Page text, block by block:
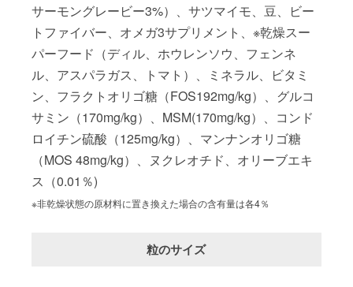
サーモングレービー3%）、サツマイモ、豆、ビー
トファイバー、オメガ3サプリメント、※乾燥スー
パーフード（ディル、ホウレンソウ、フェンネ
ル、アスパラガス、トマト）、ミネラル、ビタミ
ン、フラクトオリゴ糖（FOS192mg/kg）、グルコ
サミン（170mg/kg）、MSM(170mg/kg）、コンド
ロイチン硫酸（125mg/kg）、マンナンオリゴ糖
（MOS 48mg/kg）、ヌクレオチド、オリーブエキ
ス（0.01％)
※非乾燥状態の原材料に置き換えた場合の含有量は各4％
粒のサイズ